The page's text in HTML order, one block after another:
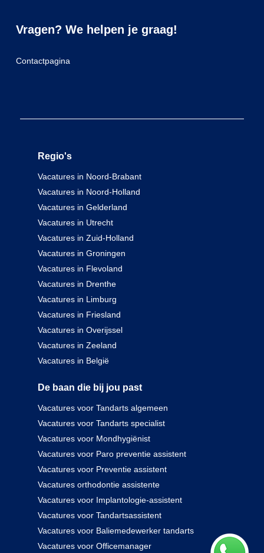
Vragen? We helpen je graag!
Contactpagina
Regio's
Vacatures in Noord-Brabant
Vacatures in Noord-Holland
Vacatures in Gelderland
Vacatures in Utrecht
Vacatures in Zuid-Holland
Vacatures in Groningen
Vacatures in Flevoland
Vacatures in Drenthe
Vacatures in Limburg
Vacatures in Friesland
Vacatures in Overijssel
Vacatures in Zeeland
Vacatures in België
De baan die bij jou past
Vacatures voor Tandarts algemeen
Vacatures voor Tandarts specialist
Vacatures voor Mondhygiënist
Vacatures voor Paro preventie assistent
Vacatures voor Preventie assistent
Vacatures orthodontie assistente
Vacatures voor Implantologie-assistent
Vacatures voor Tandartsassistent
Vacatures voor Baliemedewerker tandarts
Vacatures voor Officemanager